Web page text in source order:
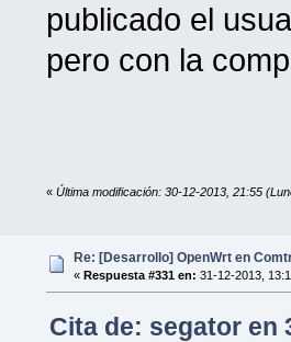
publicado el
pero con la
« Última modificación: 30-12-2013, 21:55
Re: [Desarrollo] OpenWrt en
« Respuesta #331 en: 31-12-2013,
Cita de: segator en